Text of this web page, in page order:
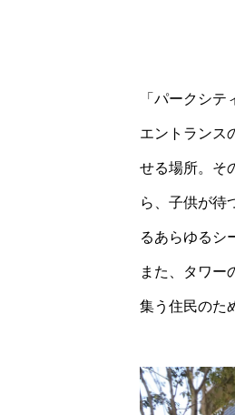
「パークシ
エントランス
せる場所。そ
ら、子供が待
るあらゆるシ
また、タワー
集う住民のた